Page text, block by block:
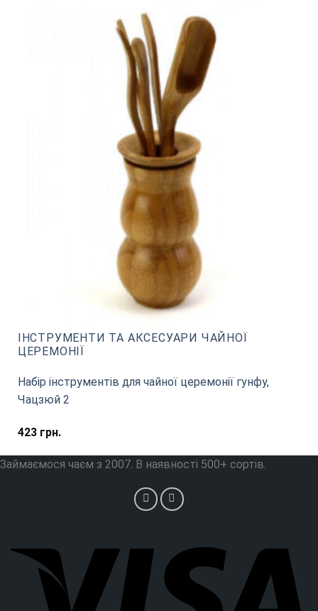
ІНСТРУМЕНТИ ТА АКСЕСУАРИ ЧАЙНОЇ
ЦЕРЕМОНІЇ
Набір інструментів для чайної церемонії гунфу,
Чацзюй 2
423грн.
Займаємося чаєм з 2007. В наявності 500+ сортів.